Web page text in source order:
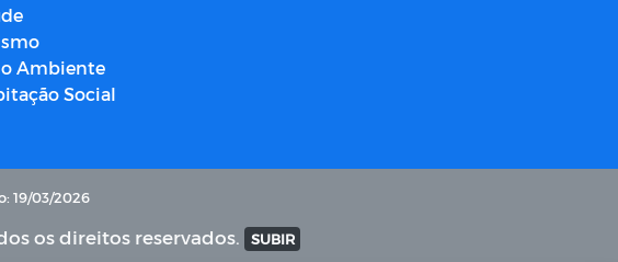
Ambiente
Social
19/03/2026
os direitos reservados. SUBIR